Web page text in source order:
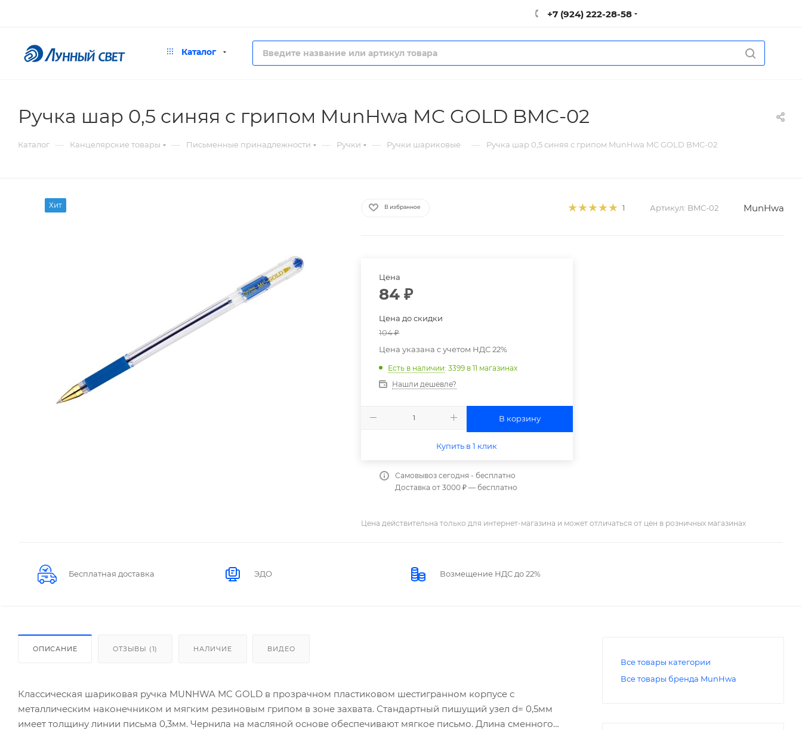
+7 (924) 222-28-58
Каталог
Ручка шар 0,5 синяя с грипом MunHwa MC GOLD BMC-02
Каталог — Канцелярские товары — Письменные принадлежности — Ручки — Ручки шариковые — Ручка шар 0,5 синяя с грипом MunHwa MC GOLD BMC-02
Хит В избранное 1 Артикул: BMC-02 MunHwa
Цена
84 ₽
Цена до скидки
104₽
Цена указана с учетом НДС 22%
Есть в наличии: 3399 в 11 магазинах
Нашли дешевле?
В корзину
Купить в 1 клик
Самовывоз сегодня - бесплатно
Доставка от 3000 ₽ — бесплатно
Цена действительна только для интернет-магазина и может отличаться от цен в розничных магазинах
Бесплатная доставка ЭДО Возмещение НДС до 22%
ОПИСАНИЕ ОТЗЫВЫ (1) НАЛИЧИЕ ВИДЕО
Классическая шариковая ручка MUNHWA MC GOLD в прозрачном пластиковом шестигранном корпусе с
металлическим наконечником и мягким резиновым грипом в зоне захвата. Стандартный пишущий узел d= 0,5мм
имеет толщину линии письма 0,3мм. Чернила на масляной основе обеспечивают мягкое письмо. Длина сменного
Все товары категории
Все товары бренда MunHwa